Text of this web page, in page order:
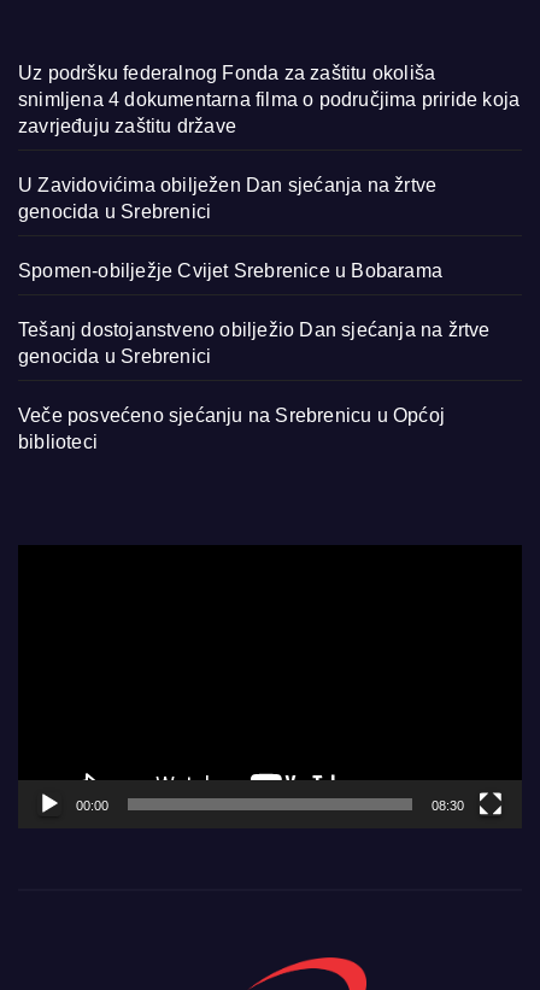
Uz podršku federalnog Fonda za zaštitu okoliša
snimljena 4 dokumentarna filma o područjima priride koja
zavrjeđuju zaštitu države
U Zavidovićima obilježen Dan sjećanja na žrtve
genocida u Srebrenici
Spomen-obilježje Cvijet Srebrenice u Bobarama
Tešanj dostojanstveno obilježio Dan sjećanja na žrtve
genocida u Srebrenici
Veče posvećeno sjećanju na Srebrenicu u Općoj
biblioteci
00:00 08:30